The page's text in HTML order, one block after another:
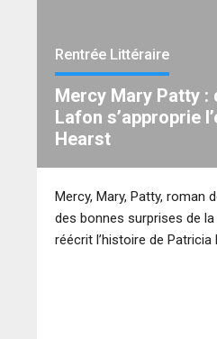
raconte est en effet la
Ce conducteur de train
incroyablement drôle et
nous rappeler que les
exister.
Rentrée Littéraire
Mercy Mary Patty :
Lafon s’approprie
Hearst
Mercy, Mary, Patty, roman
des bonnes surprises de
réécrit l’histoire de Patricia